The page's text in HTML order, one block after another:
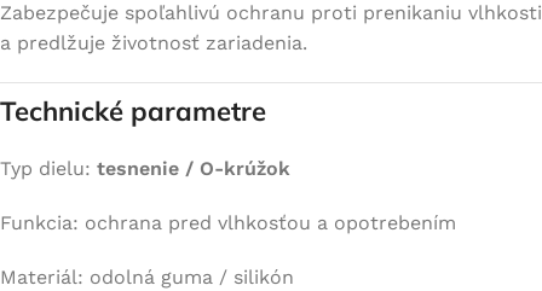
Zabezpečuje spoľahlivú ochranu proti prenikaniu vlhkosti
a predlžuje životnosť zariadenia.
Technické parametre
Typ dielu: tesnenie / O-krúžok
Funkcia: ochrana pred vlhkosťou a opotrebením
Materiál: odolná guma / silikón